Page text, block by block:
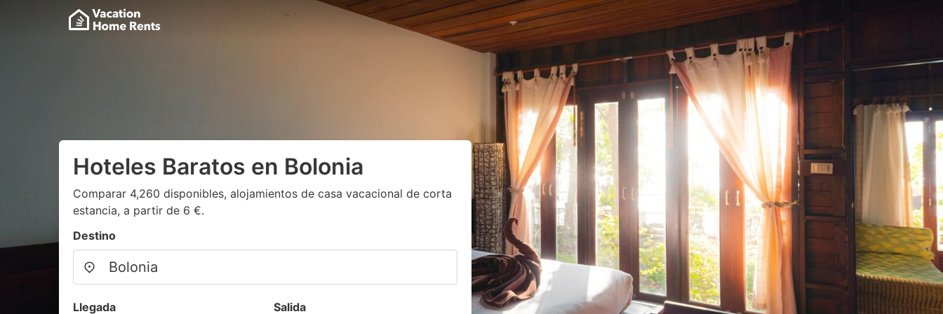
Hoteles Baratos en Bolonia
Comparar 4,260 disponibles, alojamientos de casa vacacional de corta
estancia, a partir de 6 €.
Destino
Llegada Salida